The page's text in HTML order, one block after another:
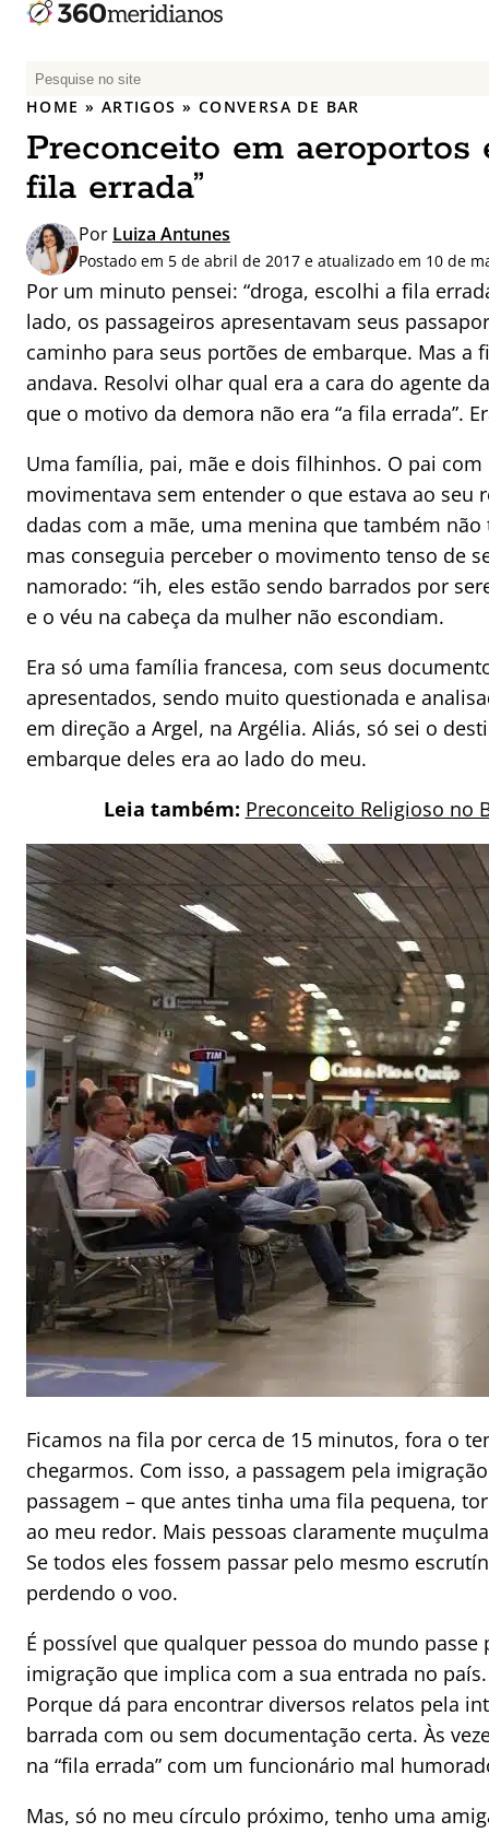
P
e
q
u
i
s
a
r
p
o
r
:
HOME » ARTIGOS » CONVERSA DE BAR
Preconceito em aeroportos
fila errada”
Por Luiza Antunes
Postado em 5 de abril de 2017 e atualizado em 10 de
Por um minuto pensei: “droga, escolhi a fila
lado, os passageiros apresentavam seus
caminho para seus portões de embarque. Mas a
andava. Resolvi olhar qual era a cara do agente
que o motivo da demora não era “a fila errada”.
Uma família, pai, mãe e dois filhinhos. O pai
movimentava sem entender o que estava ao
dadas com a mãe, uma menina que também
mas conseguia perceber o movimento tenso de
namorado: “ih, eles estão sendo barrados por
e o véu na cabeça da mulher não escondiam.
Era só uma família francesa, com seus
apresentados, sendo muito questionada e
em direção a Argel, na Argélia. Aliás, só sei o
embarque deles era ao lado do meu.
Leia também: Preconceito Religioso no
Ficamos na fila por cerca de 15 minutos, fora o
chegarmos. Com isso, a passagem pela
passagem – que antes tinha uma fila pequena,
ao meu redor. Mais pessoas claramente
Se todos eles fossem passar pelo mesmo
perdendo o voo.
É possível que qualquer pessoa do mundo
imigração que implica com a sua entrada no
Porque dá para encontrar diversos relatos pela
barrada com ou sem documentação certa. Às
na “fila errada” com um funcionário mal
Mas, só no meu círculo próximo, tenho uma